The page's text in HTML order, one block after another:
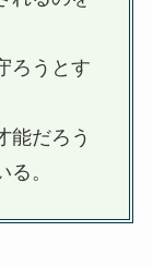
ろうとす
能だろう
。